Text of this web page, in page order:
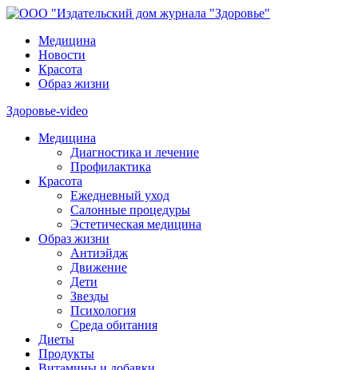
Медицина
Новости
Красота
Образ жизни
Здоровье-video
Медицина
Диагностика и лечение
Профилактика
Красота
Ежедневный уход
Салонные процедуры
Эстетическая медицина
Образ жизни
Антиэйдж
Движение
Дети
Звезды
Психология
Среда обитания
Диеты
Продукты